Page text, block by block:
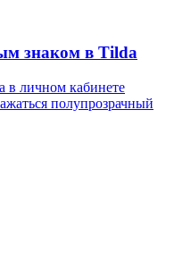
знаком в Tilda
в личном кабинете
полупрозрачный